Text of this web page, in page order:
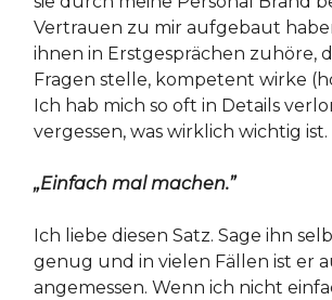
Vertrauen zu mir aufgebaut
ihnen in Erstgesprächen zuhöre,
Fragen stelle, kompetent wirke
Ich hab mich so oft in Details
vergessen, was wirklich wichtig ist.
„Einfach mal machen.”
Ich liebe diesen Satz. Sage ihn
genug und in vielen Fällen ist er
angemessen. Wenn ich nicht